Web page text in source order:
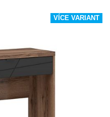
VÍCE VARIANT